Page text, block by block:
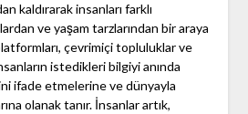
kaldırarak insanları farklı
ve yaşam tarzlarından bir araya
çevrimiçi topluluklar ve
istedikleri bilgiyi anında
ifade etmelerine ve dünyayla
olanak tanır. İnsanlar artık,